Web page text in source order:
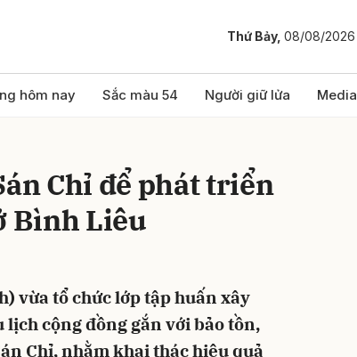
Thứ Bảy, 08/08/2026
hôm nay Sắc màu 54 Người giữ lửa Media
Chỉ để phát triển
Bình Liêu
vừa tổ chức lớp tập huấn xây
cộng đồng gắn với bảo tồn,
Chỉ, nhằm khai thác hiệu quả